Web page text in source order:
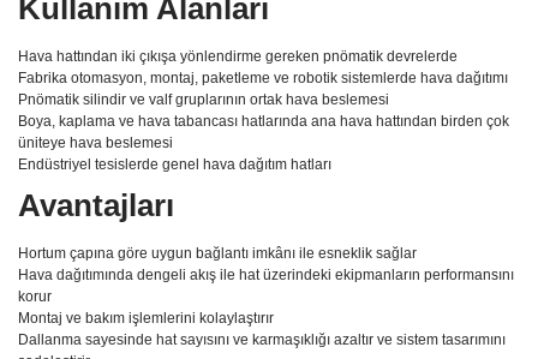
Kullanım Alanları
Hava hattından iki çıkışa yönlendirme gereken pnömatik devrelerde
Fabrika otomasyon, montaj, paketleme ve robotik sistemlerde hava dağıtımı
Pnömatik silindir ve valf gruplarının ortak hava beslemesi
Boya, kaplama ve hava tabancası hatlarında ana hava hattından birden çok
üniteye hava beslemesi
Endüstriyel tesislerde genel hava dağıtım hatları
Avantajları
Hortum çapına göre uygun bağlantı imkânı ile esneklik sağlar
Hava dağıtımında dengeli akış ile hat üzerindeki ekipmanların performansını
korur
Montaj ve bakım işlemlerini kolaylaştırır
Dallanma sayesinde hat sayısını ve karmaşıklığı azaltır ve sistem tasarımını